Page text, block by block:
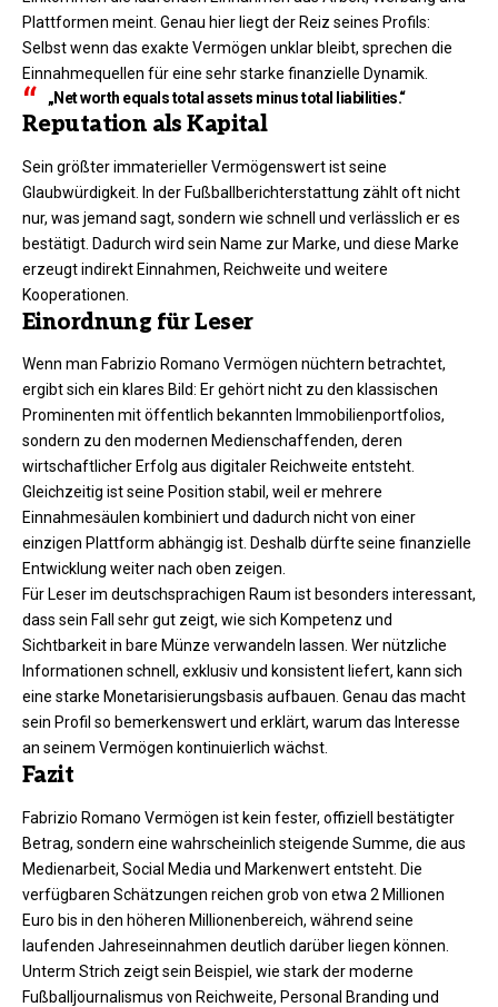
Plattformen meint. Genau hier liegt der Reiz seines Profils:
Selbst wenn das exakte Vermögen unklar bleibt, sprechen die
Einnahmequellen für eine sehr starke finanzielle Dynamik.
„Net worth equals total assets minus total liabilities.“
Reputation als Kapital
Sein größter immaterieller Vermögenswert ist seine
Glaubwürdigkeit. In der Fußballberichterstattung zählt oft nicht
nur, was jemand sagt, sondern wie schnell und verlässlich er es
bestätigt. Dadurch wird sein Name zur Marke, und diese Marke
erzeugt indirekt Einnahmen, Reichweite und weitere
Kooperationen.
Einordnung für Leser
Wenn man Fabrizio Romano Vermögen nüchtern betrachtet,
ergibt sich ein klares Bild: Er gehört nicht zu den klassischen
Prominenten mit öffentlich bekannten Immobilienportfolios,
sondern zu den modernen Medienschaffenden, deren
wirtschaftlicher Erfolg aus digitaler Reichweite entsteht.
Gleichzeitig ist seine Position stabil, weil er mehrere
Einnahmesäulen kombiniert und dadurch nicht von einer
einzigen Plattform abhängig ist. Deshalb dürfte seine finanzielle
Entwicklung weiter nach oben zeigen.
Für Leser im deutschsprachigen Raum ist besonders interessant,
dass sein Fall sehr gut zeigt, wie sich Kompetenz und
Sichtbarkeit in bare Münze verwandeln lassen. Wer nützliche
Informationen schnell, exklusiv und konsistent liefert, kann sich
eine starke Monetarisierungsbasis aufbauen. Genau das macht
sein Profil so bemerkenswert und erklärt, warum das Interesse
an seinem Vermögen kontinuierlich wächst.
Fazit
Fabrizio Romano Vermögen ist kein fester, offiziell bestätigter
Betrag, sondern eine wahrscheinlich steigende Summe, die aus
Medienarbeit, Social Media und Markenwert entsteht. Die
verfügbaren Schätzungen reichen grob von etwa 2 Millionen
Euro bis in den höheren Millionenbereich, während seine
laufenden Jahreseinnahmen deutlich darüber liegen können.
Unterm Strich zeigt sein Beispiel, wie stark der moderne
Fußballjournalismus von Reichweite, Personal Branding und